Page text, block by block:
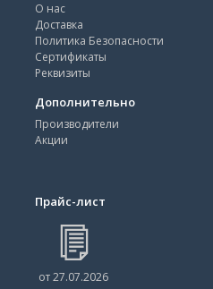
О нас
Доставка
Политика Безопасности
Сертификаты
Реквизиты
Дополнительно
Производители
Акции
Прайс-лист
от 27.07.2026